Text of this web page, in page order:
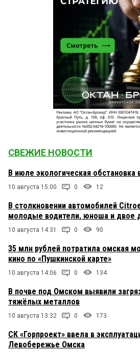
СВЕЖИЕ НОВОСТИ
В июле экологическая обстановка
10 августа 15:00 0 12
В столкновении автомобилей
молодые водители, юноша и двое
10 августа 14:31 0 90
35 млн рублей потратила омская
кино по «Пушкинской карте»
10 августа 14:06 0 134
В почве под Омском выявили
тяжёлых металлов
10 августа 13:32 0 173
СК «Горпроект» ввела в
Левобережье Омска